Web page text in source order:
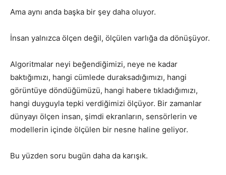
Ama aynı anda başka bir şey daha oluyor.
İnsan yalnızca ölçen değil, ölçülen varlığa da dönüşüyor.
Algoritmalar neyi beğendiğimizi, neye ne kadar
baktığımızı, hangi cümlede duraksadığımızı, hangi
görüntüye döndüğümüzü, hangi habere tıkladığımızı,
hangi duyguyla tepki verdiğimizi ölçüyor. Bir zamanlar
dünyayı ölçen insan, şimdi ekranların, sensörlerin ve
modellerin içinde ölçülen bir nesne haline geliyor.
Bu yüzden soru bugün daha da karışık.